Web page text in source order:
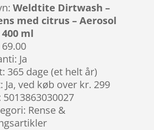
Weldtite Dirtwash –
med citrus – Aerosol
ml
Ja
365 dage (et helt år)
Ja, ved køb over kr. 299
5013863030027
Rense &